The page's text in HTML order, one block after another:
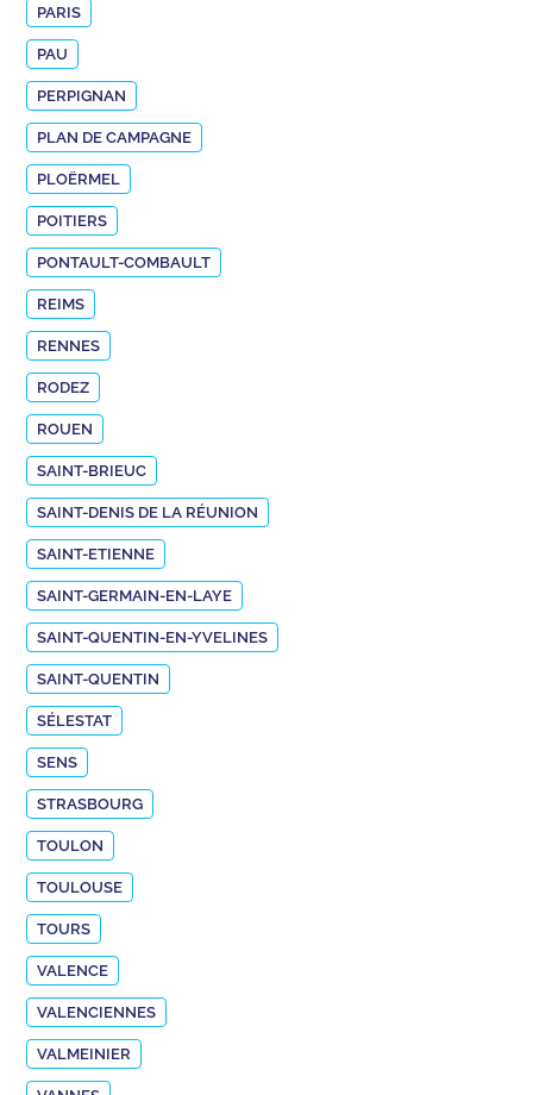
PARIS
PAU
PERPIGNAN
PLAN DE CAMPAGNE
PLOËRMEL
POITIERS
PONTAULT-COMBAULT
REIMS
RENNES
RODEZ
ROUEN
SAINT-BRIEUC
SAINT-DENIS DE LA RÉUNION
SAINT-ETIENNE
SAINT-GERMAIN-EN-LAYE
SAINT-QUENTIN-EN-YVELINES
SAINT-QUENTIN
SÉLESTAT
SENS
STRASBOURG
TOULON
TOULOUSE
TOURS
VALENCE
VALENCIENNES
VALMEINIER